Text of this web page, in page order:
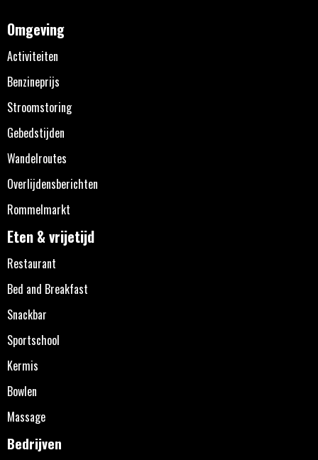
Omgeving
Activiteiten
Benzineprijs
Stroomstoring
Gebedstijden
Wandelroutes
Overlijdensberichten
Rommelmarkt
Eten & vrijetijd
Restaurant
Bed and Breakfast
Snackbar
Sportschool
Kermis
Bowlen
Massage
Bedrijven